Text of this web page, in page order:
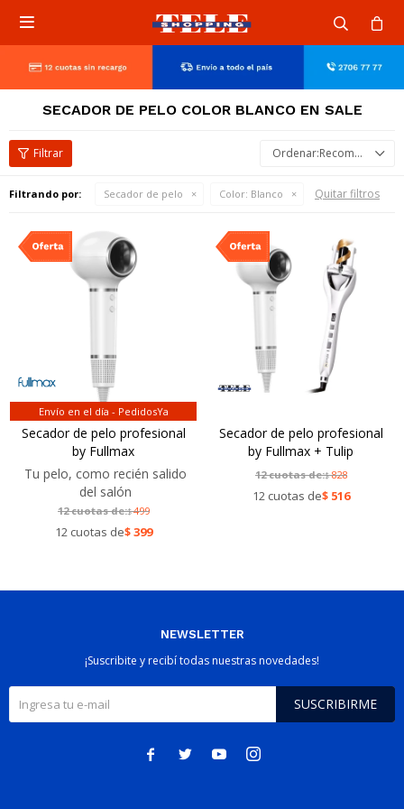

SECADOR DE PELO COLOR BLANCO EN SALE
Recomendados
Filtrando por: Secador de pelo Color: Blanco Quitar filtros
Envío en el día - PedidosYa
Secador de pelo profesional
by Fullmax
Tu pelo, como recién salido
del salón
12 cuotas de:$499
12 cuotas de$399
Secador de pelo profesional
by Fullmax + Tulip
12 cuotas de:$828
12 cuotas de$ 516
NEWSLETTER
¡Suscribite y recibí todas nuestras novedades!
SUSCRIBIRME
   